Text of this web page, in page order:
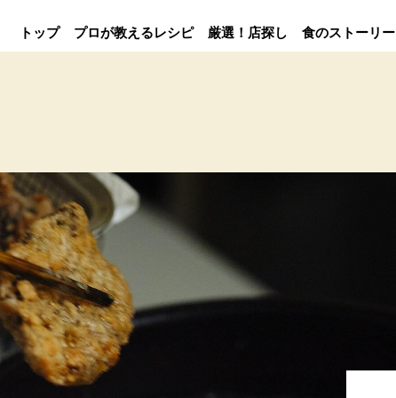
トップ プロが教えるレシピ 厳選！店探し 食のストーリー